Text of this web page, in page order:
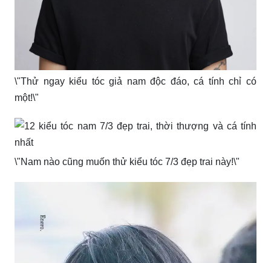
\"Thử ngay kiểu tóc giả nam độc đáo, cá tính chỉ có
một!\"
\"Nam nào cũng muốn thử kiểu tóc 7/3 đẹp trai này!\"